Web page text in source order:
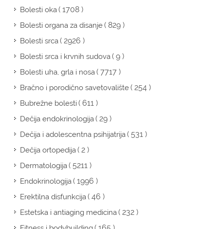
Bolesti oka( 1708 )
Bolesti organa za disanje( 829 )
Bolesti srca( 2926 )
Bolesti srca i krvnih sudova( 9 )
Bolesti uha, grla i nosa( 7717 )
Bračno i porodično savetovalište( 254 )
Bubrežne bolesti( 611 )
Dečija endokrinologija( 29 )
Dečija i adolescentna psihijatrija( 531 )
Dečija ortopedija( 2 )
Dermatologija( 5211 )
Endokrinologija( 1996 )
Erektilna disfunkcija( 46 )
Estetska i antiaging medicina( 232 )